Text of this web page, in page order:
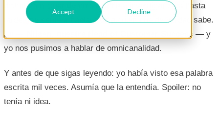
Accept Decline
distinto: en lugar de encerrarme a investigar sola hasta
tarde, me senté a hablar con alguien que de verdad sabe.
Nil —
Nilsen, nuestra Head of Customer Success — y
yo nos pusimos a hablar de omnicanalidad.
Y antes de que sigas leyendo: yo había visto esa palabra
escrita mil veces. Asumía que la entendía. Spoiler: no
tenía ni idea.